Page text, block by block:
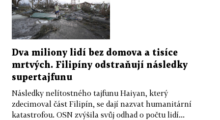
Dva miliony lidí bez domova a tisíce
mrtvých. Filipíny odstraňují následky
supertajfunu
Následky nelítostného tajfunu Haiyan, který
zdecimoval část Filipín, se dají nazvat humanitární
katastrofou. OSN zvýšila svůj odhad o počtu lidí...